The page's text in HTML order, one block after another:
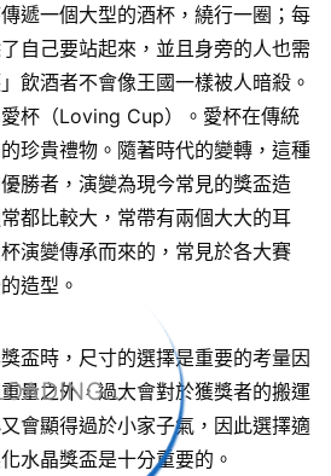
遞一個大型的酒杯，繞行一圈；每
自己要站起來，並且身旁的人也需
飲酒者不會像王國一樣被人暗殺。
杯（Loving Cup）。愛杯在傳統
珍貴禮物。隨著時代的變轉，這種
勝者，演變為現今常見的獎盃造
都比較大，常帶有兩個大大的耳
演變傳承而來的，常見於各大賽
造型。
盃時，尺寸的選擇是重要的考量因
量之外，過大會對於獲獎者的搬運
會顯得過於小家子氣，因此選擇適
水晶獎盃是十分重要的。